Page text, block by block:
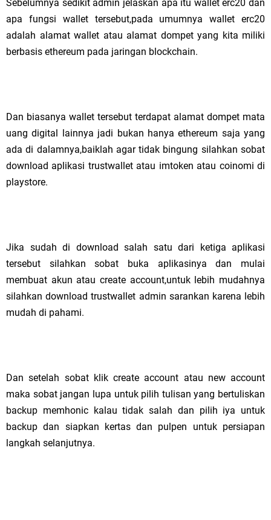
Sebelumnya sedikit admin jelaskan apa itu wallet erc20 dan
apa fungsi wallet tersebut,pada umumnya wallet erc20
adalah alamat wallet atau alamat dompet yang kita miliki
berbasis ethereum pada jaringan blockchain.
Dan biasanya wallet tersebut terdapat alamat dompet mata
uang digital lainnya jadi bukan hanya ethereum saja yang
ada di dalamnya,baiklah agar tidak bingung silahkan sobat
download aplikasi trustwallet atau imtoken atau coinomi di
playstore.
Jika sudah di download salah satu dari ketiga aplikasi
tersebut silahkan sobat buka aplikasinya dan mulai
membuat akun atau create account,untuk lebih mudahnya
silahkan download trustwallet admin sarankan karena lebih
mudah di pahami.
Dan setelah sobat klik create account atau new account
maka sobat jangan lupa untuk pilih tulisan yang bertuliskan
backup memhonic kalau tidak salah dan pilih iya untuk
backup dan siapkan kertas dan pulpen untuk persiapan
langkah selanjutnya.